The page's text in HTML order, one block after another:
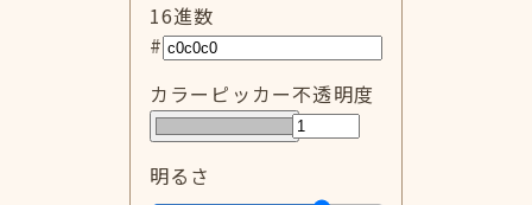
16進数
#
カラーピッカー不透明度
明るさ